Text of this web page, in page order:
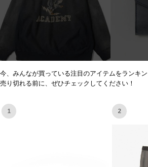
今、みんなが買っている注目のアイテムをランキン
売り切れる前に、ぜひチェックしてください！
1 2